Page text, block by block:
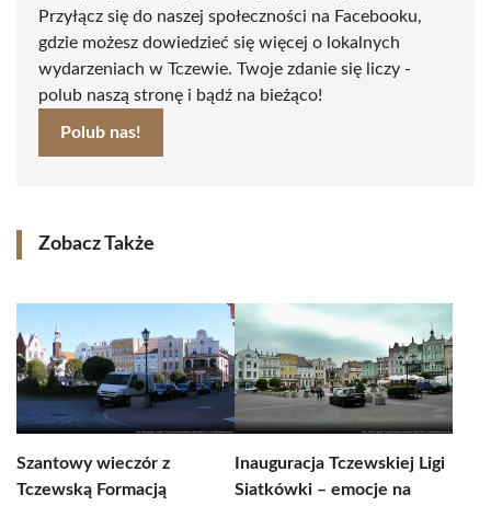
Przyłącz się do naszej społeczności na Facebooku,
gdzie możesz dowiedzieć się więcej o lokalnych
wydarzeniach w Tczewie. Twoje zdanie się liczy -
polub naszą stronę i bądź na bieżąco!
Polub nas!
Zobacz Także
Szantowy wieczór z
Tczewską Formacją
Inauguracja Tczewskiej Ligi
Siatkówki – emocje na